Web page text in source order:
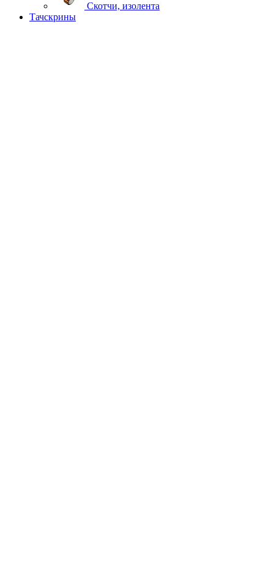
Скотчи, изолента
Тачскрины